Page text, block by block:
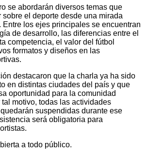
se abordarán diversos temas que
sobre el deporte desde una mirada
los ejes principales se encuentran
de desarrollo, las diferencias entre el
competencia, el valor del fútbol
formatos y diseños en las
destacaron que la charla ya ha sido
en distintas ciudades del país y que
oportunidad para la comunidad
motivo, todas las actividades
suspendidas durante ese
será obligatoria para
a todo público.